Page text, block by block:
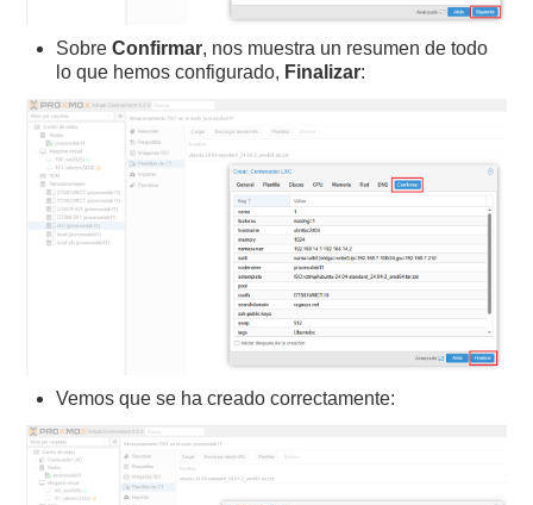
SobreConfirmar, nos muestra un resumen de todo
lo que hemos configurado, Finalizar:
Vemos que se ha creado correctamente: